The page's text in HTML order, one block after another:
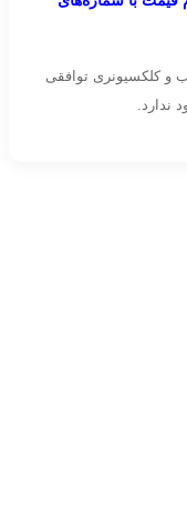
و کلکسیونری توافقی